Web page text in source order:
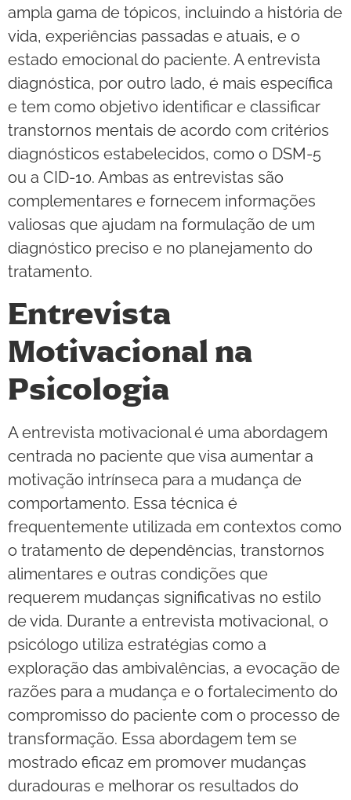
ampla gama de tópicos, incluindo a história de
vida, experiências passadas e atuais, e o
estado emocional do paciente. A entrevista
diagnóstica, por outro lado, é mais específica
e tem como objetivo identificar e classificar
transtornos mentais de acordo com critérios
diagnósticos estabelecidos, como o DSM-5
ou a CID-10. Ambas as entrevistas são
complementares e fornecem informações
valiosas que ajudam na formulação de um
diagnóstico preciso e no planejamento do
tratamento.
Entrevista
Motivacional na
Psicologia
A entrevista motivacional é uma abordagem
centrada no paciente que visa aumentar a
motivação intrínseca para a mudança de
comportamento. Essa técnica é
frequentemente utilizada em contextos como
o tratamento de dependências, transtornos
alimentares e outras condições que
requerem mudanças significativas no estilo
de vida. Durante a entrevista motivacional, o
psicólogo utiliza estratégias como a
exploração das ambivalências, a evocação de
razões para a mudança e o fortalecimento do
compromisso do paciente com o processo de
transformação. Essa abordagem tem se
mostrado eficaz em promover mudanças
duradouras e melhorar os resultados do